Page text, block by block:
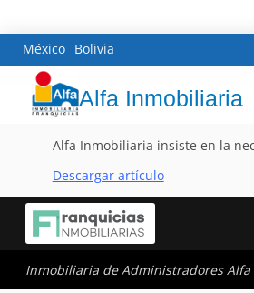
México Bolivia
Alfa Inmobiliaria
Alfa Inmobiliaria insiste en la
Descargar artículo
Inmobiliaria de Administradores Alfa